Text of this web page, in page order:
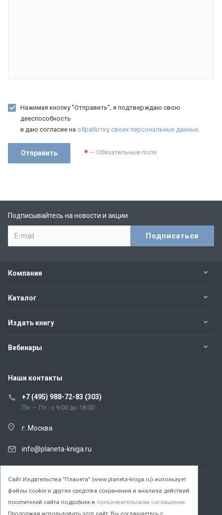
Нажимая кнопку "Отправить", я подтверждаю свою
дееспособность
и даю согласие на обработку своих персональных данных.
* — Обязательные поля
Подписывайтесь на новости и акции:
Компания
Каталог
Издать книгу
Вебинары
Наши контакты
+7 (495) 988-72-83 (303)
Пн. – Пт.: с 9:00 до 18:00
г. Москва
info@planeta-kniga.ru
© 2026 Все права защищены.
Cайт Издательства "Планета" (www.planeta-kniga.ru) использует
файлы cookie и другие средства сохранения и анализа действий
посетителей сайта подробнее в пользовательском соглашении.
Продолжая использовать этот сайт, Вы соглашаетесь с